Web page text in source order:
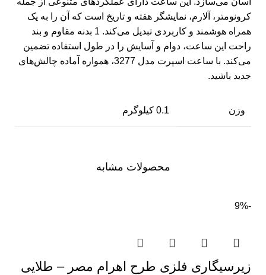
کرونومتر، آلارم، نمایشگر هفته و تاریخ است که آن را به یک
همراه هوشمند و کاربردی تبدیل می‌کند. 1 بدنه مقاوم و بند
راحت این ساعت، دوام و آسایش را در طول استفاده تضمین
می‌کند. با ساعت اسپرت مدل 3277، همواره آماده چالش‌های
جدید باشید.
وزن 0.1 کیلوگرم
محصولات مشابه
-9%
زیرسیگاری فلزی طرح اهرام مصر – طلایی